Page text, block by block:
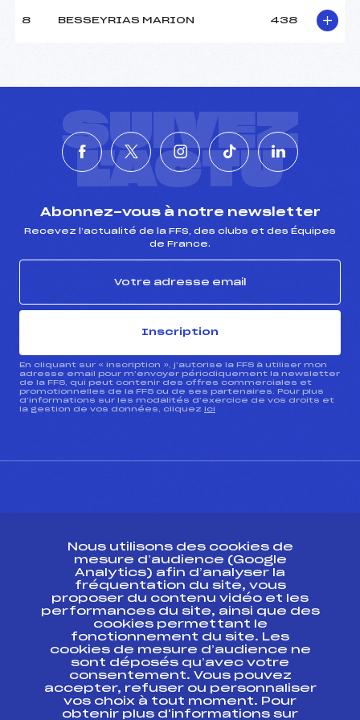
8 BESSEYRIAS MARION 438
SUIVEZ
L'ACTU
Abonnez-vous à notre newsletter
Recevez l’actualité de la FFS, des clubs et des Équipes
de France.
Inscription
En cliquant sur « inscription », j’autorise la FFS à utiliser mon
adresse email pour m’envoyer périodiquement la newsletter
de la FFS, qui peut contenir des offres commerciales et
promotionnelles de la FFS ou de ses partenaires. Pour plus
d’informations sur les modalités d’exercice de vos droits et
la gestion de vos données, cliquez ici
Ressources
Pass’Neige
Projet sportif fédéral
Projet de performance fédéral
Antidopage
Pôle Développement, Formation, Suivi
Scientifique
Listes ministérielles
Nous utilisons des cookies de
mesure d’audience (Google
Analytics) afin d’analyser la
fréquentation du site, vous
proposer du contenu vidéo et les
performances du site, ainsi que des
cookies permettant le
fonctionnement du site. Les
cookies de mesure d’audience ne
sont déposés qu’avec votre
consentement. Vous pouvez
accepter, refuser ou personnaliser
vos choix à tout moment. Pour
obtenir plus d'informations sur